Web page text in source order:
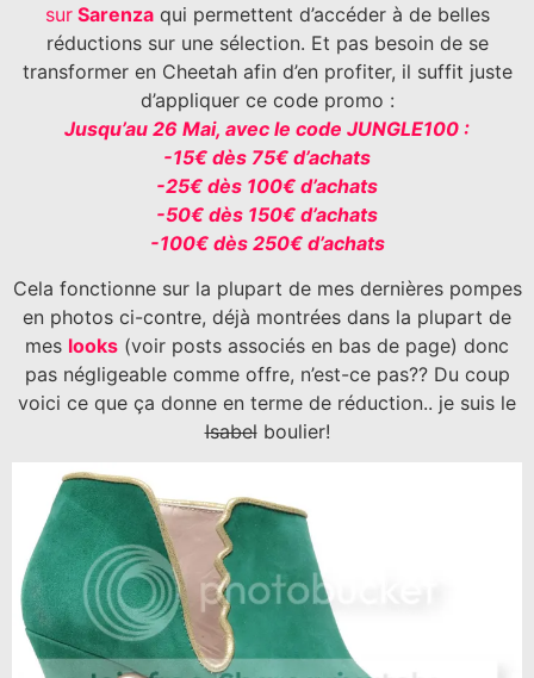
surSarenzaqui permettent d’accéder à de belles
réductions sur une sélection. Et pas besoin de se
transformer en Cheetah afin d’en profiter, il suffit juste
d’appliquer ce code promo :
Jusqu’au 26 Mai, avec le code JUNGLE100 :
-15€ dès 75€ d’achats
-25€ dès 100€ d’achats
-50€ dès 150€ d’achats
-100€ dès 250€ d’achats
Cela fonctionne sur la plupart de mes dernières pompes
en photos ci-contre, déjà montrées dans la plupart de
mes looks (voir posts associés en bas de page) donc
pas négligeable comme offre, n’est-ce pas?? Du coup
voici ce que ça donne en terme de réduction.. je suis le
Isabelboulier!